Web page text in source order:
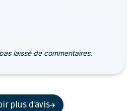
laissé de commentaires.
plus d'avis